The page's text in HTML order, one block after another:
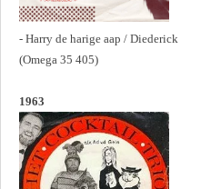
- Harry de harige aap / Diederick
(Omega 35 405)
1963